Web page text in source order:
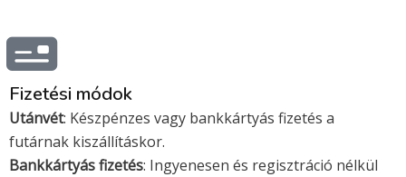
Fizetési módok
Utánvét: Készpénzes vagy bankkártyás fizetés a
futárnak kiszállításkor.
Bankkártyás fizetés: Ingyenesen és regisztráció nélkül